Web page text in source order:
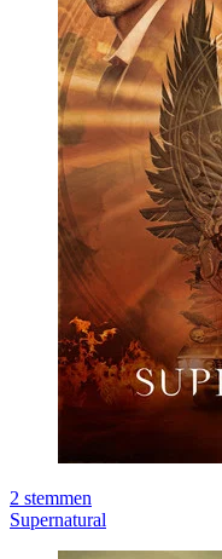
2 stemmen
Supernatural